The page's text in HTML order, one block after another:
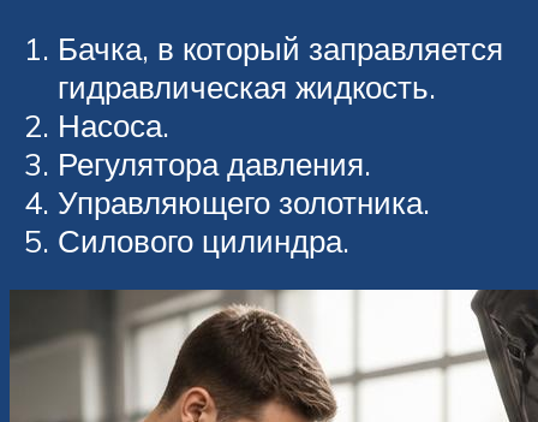
Бачка, в который заправляется
гидравлическая жидкость.
Насоса.
Регулятора давления.
Управляющего золотника.
Силового цилиндра.